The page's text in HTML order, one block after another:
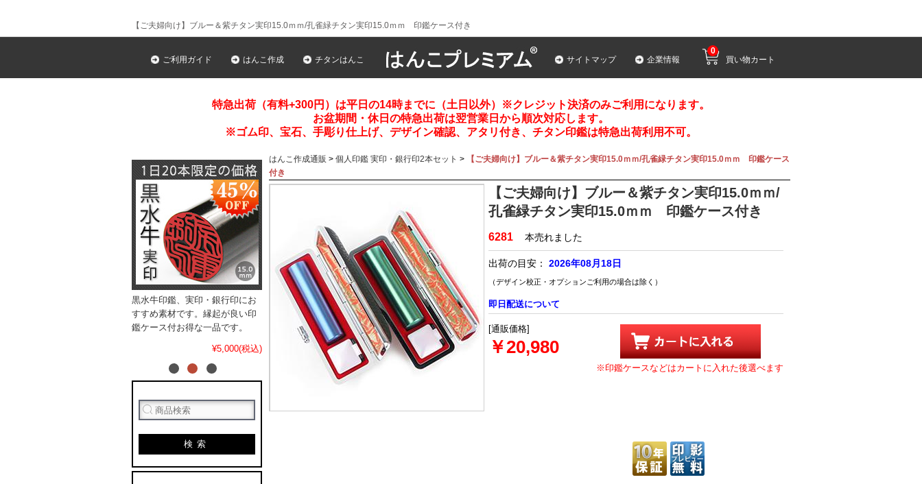
【ご夫婦向け】ブルー＆紫チタン実印15.0ｍｍ/孔雀緑チタン実印15.0ｍｍ 印鑑ケース付き
ご利用ガイド はんこ作成 チタンはんこ サイトマップ 企業情報 買い物カート
0
特急出荷（有料+300円）は平日の14時までに（土日以外）※クレジット決済のみご利用になります。
お盆期間・休日の特急出荷は翌営業日から順次対応します。
※ゴム印、宝石、手彫り仕上げ、デザイン確認、アタリ付き、チタン印鑑は特急出荷利用不可。
黒水牛印鑑、実印・銀行印にお
すすめ素材です。縁起が良い印
鑑ケース付お得な一品です。
¥5,000(税込)
検索
はんこ作成通販 > 個人印鑑 実印・銀行印2本セット >
【ご夫婦向け】ブルー＆紫チタン実印15.0ｍｍ/孔雀緑チタン実印15.0ｍｍ 印鑑ケース
付き
【ご夫婦向け】ブルー＆紫チタン実印15.0ｍｍ/
孔雀緑チタン実印15.0ｍｍ 印鑑ケース付き
6281 本売れました
出荷の目安： 2026年08月18日
（デザイン校正・オプションご利用の場合は除く）
即日配送について
[通販価格]
￥20,980
※印鑑ケースなどはカートに入れた後選べます